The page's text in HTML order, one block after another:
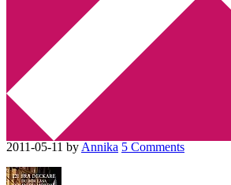
You are here:Home BTJ Förlag
Än finns
Än finns det ingen
till oro
2011-05-11 by Annika 5 Comments